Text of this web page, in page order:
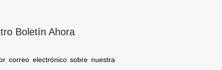
Boletín Ahora
correo electrónico sobre nuestra